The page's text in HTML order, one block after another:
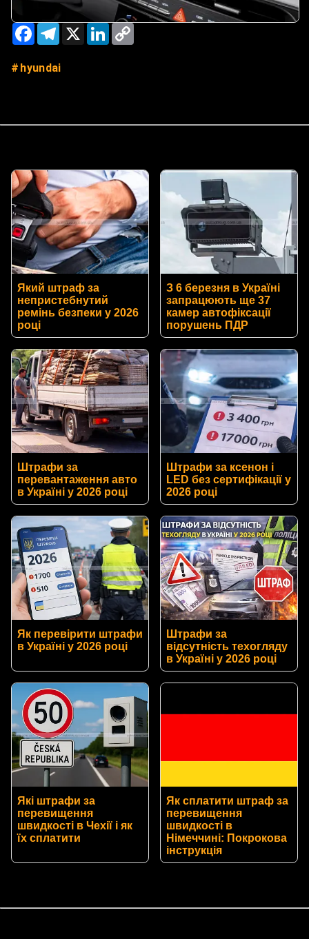
FacebookTelegram
X LinkedIn
hyundai
Який штраф за
непристебнутий
ремінь безпеки у 2026
році
З 6 березня в Україні
запрацюють ще 37
камер автофіксації
порушень ПДР
Штрафи за
перевантаження авто
в Україні у 2026 році
Штрафи за ксенон і
LED без сертифікації у
2026 році
Як перевірити штрафи
в Україні у 2026 році
Штрафи за
відсутність техогляду
в Україні у 2026 році
Які штрафи за
перевищення
швидкості в Чехії і як
їх сплатити
Як сплатити штраф за
перевищення
швидкості в
Німеччині: Покрокова
інструкція